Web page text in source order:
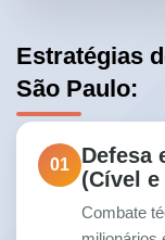
Estratégias
São Paulo:
01
Defesa
(Cível
Combate